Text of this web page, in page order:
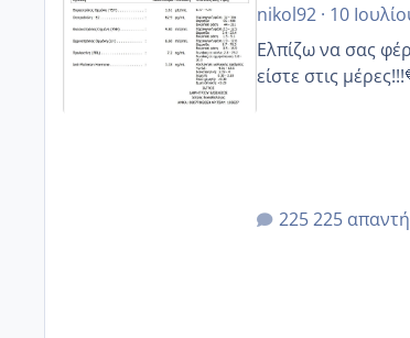
nikol92· 10
Ελπίζω να σας
είστε στις
225